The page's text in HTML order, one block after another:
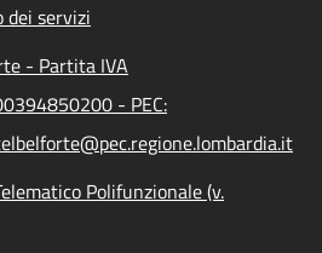
dei servizi
- Partita IVA
- PEC:
Polifunzionale (v.